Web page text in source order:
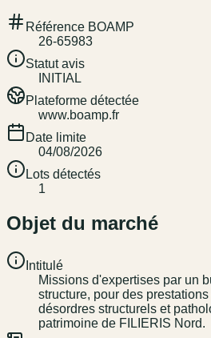
Référence BOAMP
26-65983
Statut avis
INITIAL
Plateforme détectée
www.boamp.fr
Date limite
04/08/2026
Lots détectés
1
Objet du marché
Intitulé
Missions d'expertises par un
structure, pour des
désordres structurels et
patrimoine de FILIERIS Nord.